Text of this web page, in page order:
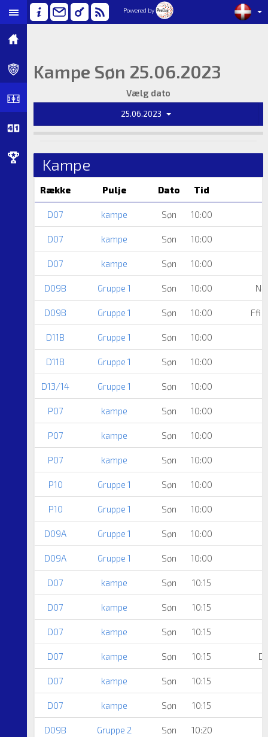
Powered by
Kampe Søn 25.06.2023
Vælg dato
25.06.2023
Kampe
Række Pulje Dato Tid
D07 kampe Søn 10:00
D07 kampe Søn 10:00
D07 kampe Søn 10:00
D09B Gruppe 1 Søn 10:00
D09B Gruppe 1 Søn 10:00 Ffi
D11B Gruppe 1 Søn 10:00
D11B Gruppe 1 Søn 10:00
D13/14 Gruppe 1 Søn 10:00
P07 kampe Søn 10:00
P07 kampe Søn 10:00
P07 kampe Søn 10:00
P10 Gruppe 1 Søn 10:00
P10 Gruppe 1 Søn 10:00
D09A Gruppe 1 Søn 10:00
D09A Gruppe 1 Søn 10:00
D07 kampe Søn 10:15
D07 kampe Søn 10:15
D07 kampe Søn 10:15
D07 kampe Søn 10:15
D07 kampe Søn 10:15
D07 kampe Søn 10:15
D09B Gruppe 2 Søn 10:20